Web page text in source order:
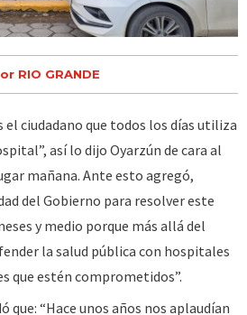
RIO GRANDE
el ciudadano que todos los días utiliza
así lo dijo Oyarzún de cara al
mañana. Ante esto agregó,
del Gobierno para resolver este
y medio porque más allá del
la salud pública con hospitales
que estén comprometidos”.
“Hace unos años nos aplaudían